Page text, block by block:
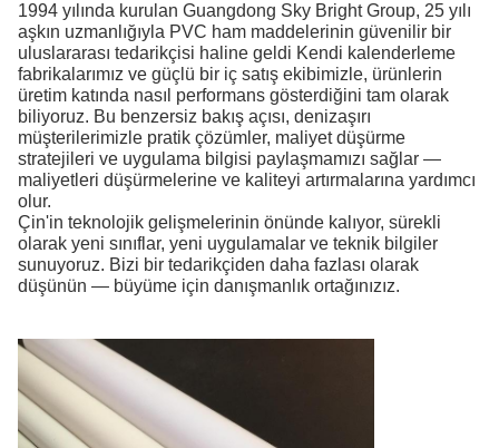
1994 yılında kurulan Guangdong Sky Bright Group, 25 yılı
aşkın uzmanlığıyla PVC ham maddelerinin güvenilir bir
uluslararası tedarikçisi haline geldi Kendi kalenderleme
fabrikalarımız ve güçlü bir iç satış ekibimizle, ürünlerin
üretim katında nasıl performans gösterdiğini tam olarak
biliyoruz. Bu benzersiz bakış açısı, denizaşırı
müşterilerimizle pratik çözümler, maliyet düşürme
stratejileri ve uygulama bilgisi paylaşmamızı sağlar —
maliyetleri düşürmelerine ve kaliteyi artırmalarına yardımcı
olur.
Çin'in teknolojik gelişmelerinin önünde kalıyor, sürekli
olarak yeni sınıflar, yeni uygulamalar ve teknik bilgiler
sunuyoruz. Bizi bir tedarikçiden daha fazlası olarak
düşünün — büyüme için danışmanlık ortağınızız.